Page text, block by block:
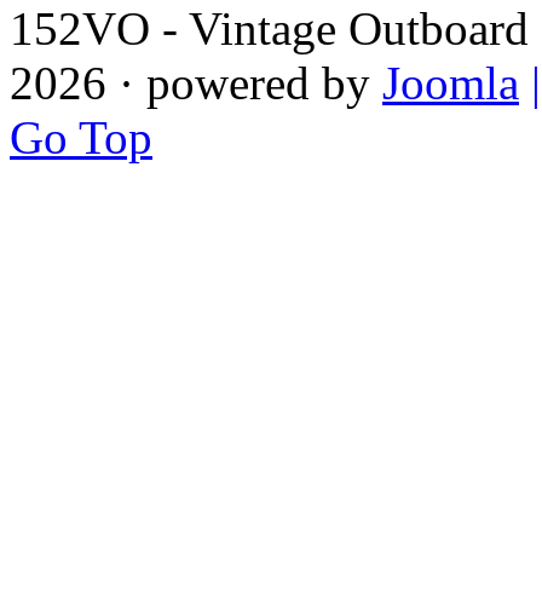
152VO - Vintage
2026 · powered by Joomla
Go Top